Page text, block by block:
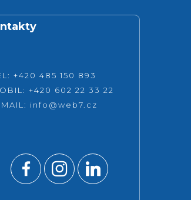
+420 485 150 893
+420 602 22 33 22
info@web7.cz